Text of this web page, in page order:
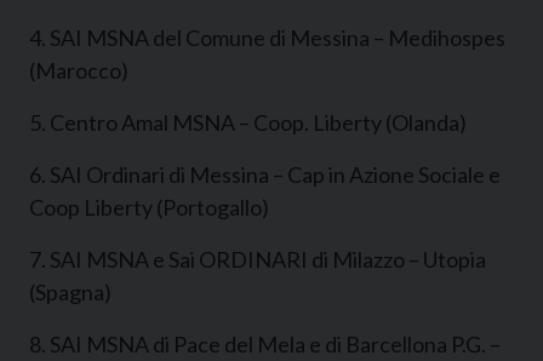
4. SAI MSNA del Comune di Messina – Medihospes
(Marocco)
5. Centro Amal MSNA – Coop. Liberty (Olanda)
6. SAI Ordinari di Messina – Cap in Azione Sociale e
Coop Liberty (Portogallo)
7. SAI MSNA e Sai ORDINARI di Milazzo – Utopia
(Spagna)
8. SAI MSNA di Pace del Mela e di Barcellona P.G. –